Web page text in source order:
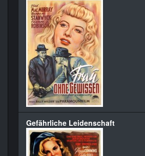
Gefährliche Leidenschaft